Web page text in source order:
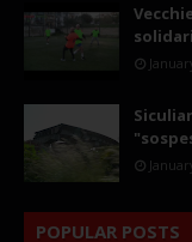
POPULAR POSTS